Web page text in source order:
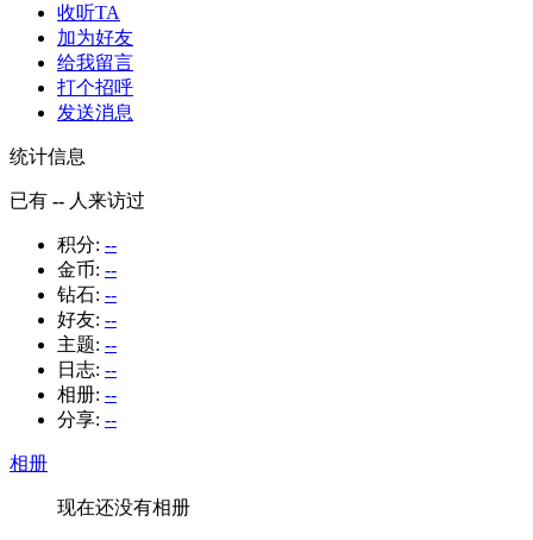
收听TA
加为好友
给我留言
打个招呼
发送消息
统计信息
已有 -- 人来访过
积分: --
金币: --
钻石: --
好友: --
主题: --
日志: --
相册: --
分享: --
相册
现在还没有相册